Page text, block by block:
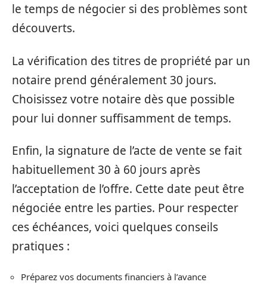
le temps de négocier si des problèmes sont
découverts.
La vérification des titres de propriété par un
notaire prend généralement 30 jours.
Choisissez votre notaire dès que possible
pour lui donner suffisamment de temps.
Enfin, la signature de l’acte de vente se fait
habituellement 30 à 60 jours après
l’acceptation de l’offre. Cette date peut être
négociée entre les parties. Pour respecter
ces échéances, voici quelques conseils
pratiques :
Préparez vos documents financiers à l’avance